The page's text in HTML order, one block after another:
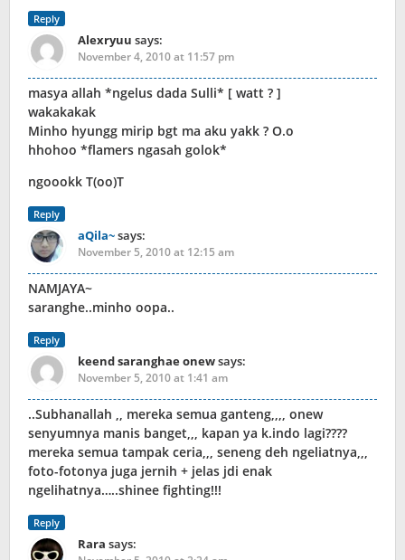
Reply
Alexryuu says:
November 4, 2010 at 11:57 pm
masya allah *ngelus dada Sulli* [ watt ? ]
wakakakak
Minho hyungg mirip bgt ma aku yakk ? O.o
hhohoo *flamers ngasah golok*
ngoookk T(oo)T
Reply
aQila~says:
November 5, 2010 at 12:15 am
NAMJAYA~
saranghe..minho oopa..
Reply
keend saranghae onewsays:
November 5, 2010 at 1:41 am
..Subhanallah ,, mereka semua ganteng,,,, onew
senyumnya manis banget,,, kapan ya k.indo lagi????
mereka semua tampak ceria,,, seneng deh ngeliatnya,,,
foto-fotonya juga jernih + jelas jdi enak
ngelihatnya…..shinee fighting!!!
Reply
Rara says: